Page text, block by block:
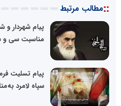
::مطالب مرتبط
پیام شهردار و
مناسبت سی و
پیام تسلیت
سپاه لامرد